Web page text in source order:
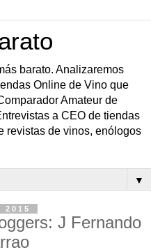
barato. Analizaremos
Online de Vino que
Amateur de
a CEO de tiendas
revistas de vinos, enólogos
▼
J Fernando